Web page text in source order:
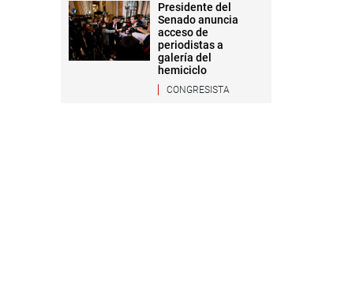
Presidente del
Senado anuncia
acceso de
periodistas a
galería del
hemiciclo
CONGRESISTA